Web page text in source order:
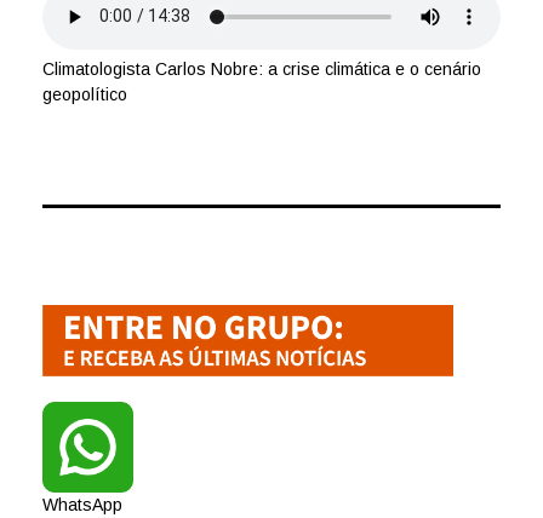
Climatologista Carlos Nobre: a crise climática e o cenário
geopolítico
WhatsApp